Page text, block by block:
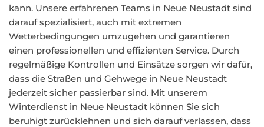
kann. Unsere erfahrenen Teams in Neue Neustadt sind
darauf spezialisiert, auch mit extremen
Wetterbedingungen umzugehen und garantieren
einen professionellen und effizienten Service. Durch
regelmäßige Kontrollen und Einsätze sorgen wir dafür,
dass die Straßen und Gehwege in Neue Neustadt
jederzeit sicher passierbar sind. Mit unserem
Winterdienst in Neue Neustadt können Sie sich
beruhigt zurücklehnen und sich darauf verlassen, dass